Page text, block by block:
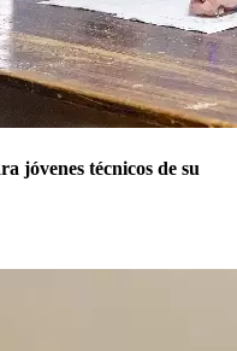
jóvenes técnicos de su